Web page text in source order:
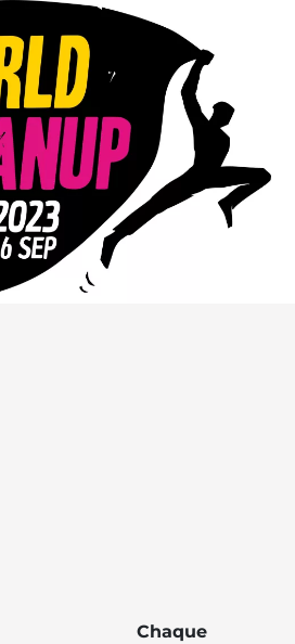
Chaque